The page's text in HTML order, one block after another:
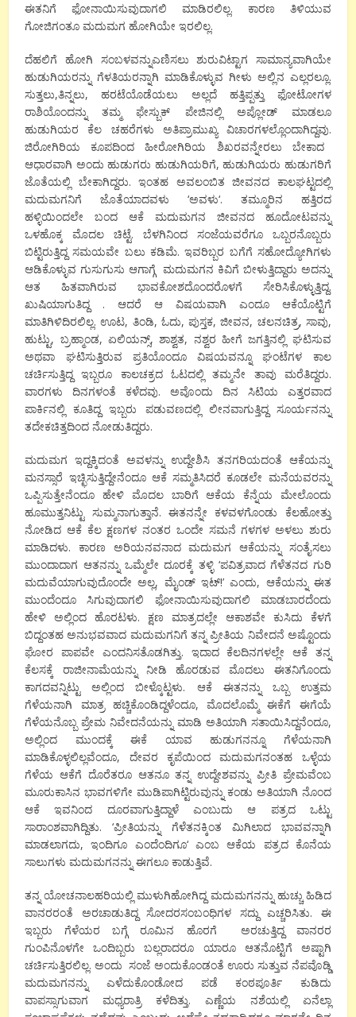
ಈತನಿಗೆ ಫೋನಾಯಿಸುವುದಾಗಲಿ ಮಾಡಿರಲಿಲ್ಲ. ಕಾರಣ ತಿಳಿಯುವ
ಗೋಜಿಗಂತೂ ಮದುಮಗ ಹೋಗಿಯೇ ಇರಲಿಲ್ಲ.
ದೆಹಲಿಗೆ ಹೋಗಿ ಸಂಬಳವನ್ನುಎಣಿಸಲು ಶುರುವಿಟ್ಟಾಗ ಸಾಮಾನ್ಯವಾಗಿಯೇ
ಹುಡುಗಿಯರನ್ನು ಗೆಳತಿಯರನ್ನಾಗಿ ಮಾಡಿಕೊಳ್ಳುವ ಗೀಳು ಅಲ್ಲಿನ ಎಲ್ಲರಲ್ಲೂ.
ಸುತ್ತಲು,ತಿನ್ನಲು,ಹರಟೆಯೊಡೆಯಲು ಅಲ್ಲದೆ ಹತ್ತಿಪ್ಪತ್ತು ಫೋಟೋಗಳ
ರಾಶಿಯೊಂದನ್ನು ತಮ್ಮ ಫೇಸ್ಬುಕ್ ಪೇಜಿನಲ್ಲಿ ಅಪ್ಲೋಡ್ ಮಾಡಲೂ
ಹುಡುಗಿಯರ ಕೆಲ ಚಹರೆಗಳು ಅತಿಪ್ರಾಮುಖ್ಯ ವಿಚಾರಗಳಲ್ಲೊಂದಾಗಿದ್ದವು.
ಜಿರೋಗಿರಿಯ ಕೂಪದಿಂದ ಹೀರೋಗಿರಿಯ ಶಿಖರವನ್ನೇರಲು ಬೇಕಾದ
ಆಧಾರವಾಗಿ ಅಂದು ಹುಡುಗರು ಹುಡುಗಿಯರಿಗೆ,ಹುಡುಗಿಯರು ಹುಡುಗರಿಗೆ
ಜೊತೆಯಲ್ಲಿ ಬೇಕಾಗಿದ್ದರು. ಇಂತಹ ಅವಲಂಬಿತ ಜೀವನದ ಕಾಲಘಟ್ಟದಲ್ಲಿ
ಮದುಮಗನಿಗೆ ಜೊತೆಯಾದವಳು ‘ಅವಳು‘. ತಮ್ಮೂರಿನ ಹತ್ತಿರದ
ಹಳ್ಳಿಯಿಂದಲೇ ಬಂದ ಆಕೆ ಮದುಮಗನ ಜೀವನದ ಹೂದೋಟವನ್ನು
ಒಳಹೊಕ್ಕ ಮೊದಲ ಚಿಟ್ಟೆ. ಬೆಳಗಿನಿಂದ ಸಂಜೆಯವರೆಗೂ ಒಬ್ಬರನೊಬ್ಬರು
ಬಿಟ್ಟಿರುತ್ತಿದ್ದ ಸಮಯವೇ ಬಲು ಕಡಿಮೆ. ಇವರಿಬ್ಬರ ಬಗೆಗೆ ಸಹೋದ್ಯೋಗಿಗಳು
ಆಡಿಕೊಳ್ಳುವ ಗುಸುಗುಸು ಆಗಾಗ್ಗೆ ಮದುಮಗನ ಕಿವಿಗೆ ಬೀಳುತ್ತಿದ್ದಾರು ಅದನ್ನು
ಆತ ಹಿತವಾಗಿರುವ ಭಾವಕೋಶದೊಂದರೊಳಗೆ
ಸೇರಿಸಿಕೊಳ್ಳುತ್ತಿದ್ದ.
ಖುಷಿಯಾಗುತಿದ್ದ .ಆದರೆ ಆ ವಿಷಯವಾಗಿ ಎಂದೂ ಆಕೆಯೊಟ್ಟಿಗೆ
ಮಾತಿಗಿಳಿದಿರಲಿಲ್ಲ. ಊಟ, ತಿಂಡಿ, ಓದು,ಪುಸ್ತಕ,ಜೀವನ, ಚಲನಚಿತ್ರ, ಸಾವು,
ಹುಟ್ಟು, ಬ್ರಹ್ಮಾಂಡ, ಏಲಿಯನ್ಸ್,ಶಾಶ್ವತ, ನಶ್ವರ ಹೀಗೆ ಜಗತ್ತಿನಲ್ಲಿ ಘಟಿಸುವ
ಅಥವಾ ಘಟಿಸುತ್ತಿರುವ ಪ್ರತಿಯೊಂದೂ ವಿಷಯವನ್ನೂ ಘಂಟೆಗಳ ಕಾಲ
ಚರ್ಚಿಸುತ್ತಿದ್ದ ಇಬ್ಬರೂ ಕಾಲಚಕ್ರದ ಓಟದಲ್ಲಿ ತಮ್ಮನೇ ತಾವು ಮರೆತಿದ್ದರು.
ವಾರಗಳು ದಿನಗಳಂತೆ ಕಳೆದವು. ಅವೊಂದು ದಿನ ಸಿಟಿಯ ಎತ್ತರವಾದ
ಪಾರ್ಕಿನಲ್ಲಿ ಕೂತಿದ್ದ ಇಬ್ಬರು ಪಡುವಣದಲ್ಲಿ ಲೀನವಾಗುತ್ತಿದ್ದ ಸೂರ್ಯನನ್ನು
ತದೇಕಚಿತ್ತದಿಂದ ನೋಡುತಿದ್ದರು.
ಮದುಮಗ ಇದ್ದಕ್ಕಿದಂತೆ ಅವಳನ್ನು ಉದ್ದೇಶಿಸಿ ತನಗರಿಯದಂತೆ ಆಕೆಯನ್ನು
ಮನಸ್ಸಾರೆ ಇಚ್ಛಿಸುತ್ತಿದ್ದೇನೆಂದೂ ಆಕೆ ಸಮ್ಮತಿಸಿದರೆ ಕೂಡಲೇ ಮನೆಯವರನ್ನು
ಒಪ್ಪಿಸುತ್ತೇನೆಂದೂ ಹೇಳಿ ಮೊದಲ ಬಾರಿಗೆ ಆಕೆಯ ಕೆನ್ನೆಯ ಮೇಲೊಂದು
ಹೂಮುತ್ತನಿಟ್ಟು ಸುಮ್ಮನಾಗುತ್ತಾನೆ. ಈತನನ್ನೇ ಕಳವಳಗೊಂಡು ಕೆಲಹೋತ್ತು
ನೋಡಿದ ಆಕೆ ಕೆಲ ಕ್ಷಣಗಳ ನಂತರ ಒಂದೇ ಸಮನೆ ಗಳಗಳ ಅಳಲು ಶುರು
ಮಾಡಿದಳು. ಕಾರಣ ಅರಿಯನವನಾದ ಮದುಮಗ ಆಕೆಯನ್ನು ಸಂತೈಸಲು
ಮುಂದಾದಾಗ ಆತನನ್ನು ಒಮ್ಮೆಲೇ ದೂರಕ್ಕೆ ತಳ್ಳಿ‘ಪವಿತ್ರವಾದ ಗೆಳೆತನದ ಗುರಿ
ಮದುವೆಯಾಗುವುದೊಂದೇ ಅಲ್ಲ, ಮೈಂಡ್ ಇಟ್!’ಎಂದು, ಆಕೆಯನ್ನು ಈತ
ಮುಂದೆಂದೂ ಸಿಗುವುದಾಗಲಿ
ಫೋನಾಯಿಸುವುದಾಗಲಿ ಮಾಡಬಾರದೆಂದು
ಹೇಳಿ ಅಲ್ಲಿಂದ ಹೊರಟಳು. ಕ್ಷಣ ಮಾತ್ರದಲ್ಲೇ ಆಕಾಶವೇ ಕುಸಿದು ಕೆಳಗೆ
ಬಿದ್ದಂತಹ ಅನುಭವವಾದ ಮದುಮಗನಿಗೆ ತನ್ನ ಪ್ರೀತಿಯ ನಿವೇದನೆ ಅಷ್ಟೊಂದು
ಘೋರ ಪಾಪವೇ ಎಂದನಿಸತೊಡಗಿತ್ತು. ಇದಾದ ಕೆಲದಿನಗಳಲ್ಲೇ ಆಕೆ ತನ್ನ
ಕೆಲಸಕ್ಕೆ ರಾಜೀನಾಮೆಯನ್ನು ನೀಡಿ ಹೊರಡುವ ಮೊದಲು ಈತನಿಗೊಂದು
ಕಾಗದವನ್ನಿಟ್ಟು ಅಲ್ಲಿಂದ ಬೀಳ್ಕೊಟ್ಟಳು. ಆಕೆ ಈತನನ್ನು ಒಬ್ಬ ಉತ್ತಮ
ಗೆಳೆಯನಾಗಿ ಮಾತ್ರ ಹಚ್ಚಿಕೊಂಡಿದ್ದಳೆಂದೂ,ಮೊದಲೊಮ್ಮೆ ಈಕೆಗೆ ಈಗೆಯೆ
ಗೆಳೆಯನೊಬ್ಬ ಪ್ರೇಮ ನಿವೇದನೆಯನ್ನು ಮಾಡಿ ಅತಿಯಾಗಿ ಸತಾಯಿಸಿದ್ದನೆಂದೂ,
ಅಲ್ಲಿಂದ ಮುಂದಕ್ಕೆ ಈಕೆ ಯಾವ ಹುಡುಗನನ್ನೂ ಗೆಳೆಯನಾಗಿ
ಮಾಡಿಕೊಳ್ಳಲಿಲ್ಲವೆಂದೂ, ದೇವರ ಕೃಪೆಯಿಂದ ಮದುಮಗನಂತಹ ಒಳ್ಳೆಯ
ಗೆಳೆಯ ಆಕೆಗೆ ದೊರೆತರೂ ಆತನೂ ತನ್ನ ಉದ್ದೇಶವನ್ನು ಪ್ರೀತಿ ಪ್ರೇಮವೆಂಬ
ಮೂರುಕಾಸಿನ ಭಾವಗಳಿಗೇ ಮುಡಿಪಾಗಿಟ್ಟಿರುವುನ್ನು ಕಂಡು ಅತಿಯಾಗಿ ನೊಂದ
ಆಕೆ ಇವನಿಂದ ದೂರವಾಗುತ್ತಿದ್ದಾಳೆ ಎಂಬುದು ಆ ಪತ್ರದ ಒಟ್ಟು
ಸಾರಾಂಶವಾಗಿದ್ದಿತು.‘ಪ್ರೀತಿಯನ್ನು ಗೆಳೆತನಕ್ಕಿಂತ ಮಿಗಿಲಾದ ಭಾವವನ್ನಾಗಿ
ಮಾಡಲಾಗದು,ಇಂದಿಗೂ ಎಂದೆಂದಿಗೂ‘ ಎಂಬ ಆಕೆಯ ಪತ್ರದ ಕೊನೆಯ
ಸಾಲುಗಳು ಮದುಮಗನನ್ನು ಈಗಲೂ ಕಾಡುತ್ತಿವೆ.
ತನ್ನ ಯೋಚನಾಲಹರಿಯಲ್ಲಿ ಮುಳುಗಿಹೋಗಿದ್ದ ಮದುಮಗನನ್ನು ಹುಚ್ಚು ಹಿಡಿದ
ವಾನರರಂತೆ ಅರಚಾಡುತಿದ್ದ ಸೋದರಸಂಬಂಧಿಗಳ ಸದ್ದು ಎಚ್ಚರಿಸಿತು. ಈ
ಇಬ್ಬರು ಗೆಳೆಯರ ಬಗ್ಗೆ ರೂಮಿನ ಹೊರಗೆ
ಅರಚುತ್ತಿದ್ದ ವಾನರರ
ಗುಂಪಿನೊಳಗೇ ಒಂದಿಬ್ಬರು ಬಲ್ಲರಾದರೂ ಯಾರೂ ಆತನೊಟ್ಟಿಗೆ ಅಷ್ಟಾಗಿ
ಚರ್ಚಿಸುತ್ತಿರಲಿಲ್ಲ. ಅಂದು ಸಂಜೆ ಅಂದುಕೊಂಡಂತೆ ಊರು ಸುತ್ತುವ ನೆಪವೊಡ್ಡಿ
ಮದುಮಗನನ್ನು ಎಳೆದುಕೊಂಡೋದ ಪಡೆ ಕಂಠಪೂರ್ತಿ ಕುಡಿದು
ವಾಪಸ್ಸಾಗುವಾಗ ಮಧ್ಯರಾತ್ರಿ ಕಳೆದಿತ್ತು. ಎಣ್ಣೆಯ ನಶೆಯಲ್ಲಿ ಏನೆಲ್ಲಾ